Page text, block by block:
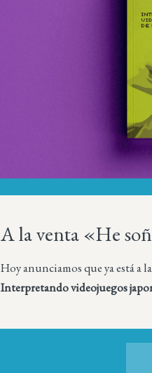
A la venta «He
Hoy anunciamos que ya está a
Interpretando videojuegos